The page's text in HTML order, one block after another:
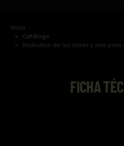
Inicio
Catálogo
Reduction de las letras y arte
FICHA